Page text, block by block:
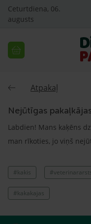
Ceturtdiena, 06.
augusts
Atpakaļ
Nejūtīgas
Labdien! Mans kaķēns
man rīkoties, jo viņš
#kakis
#kakakajas